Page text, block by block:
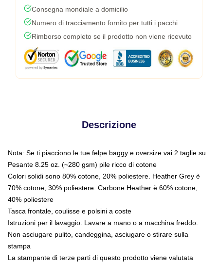
Consegna mondiale a domicilio
Numero di tracciamento fornito per tutti i pacchi
Rimborso completo se il prodotto non viene ricevuto
Descrizione
Nota: Se ti piacciono le tue felpe baggy e oversize vai 2 taglie su
Pesante 8.25 oz. (~280 gsm) pile ricco di cotone
Colori solidi sono 80% cotone, 20% poliestere. Heather Grey è
70% cotone, 30% poliestere. Carbone Heather è 60% cotone,
40% poliestere
Tasca frontale, coulisse e polsini a coste
Istruzioni per il lavaggio: Lavare a mano o a macchina freddo.
Non asciugare pulito, candeggina, asciugare o stirare sulla
stampa
La stampante di terze parti di questo prodotto viene valutata